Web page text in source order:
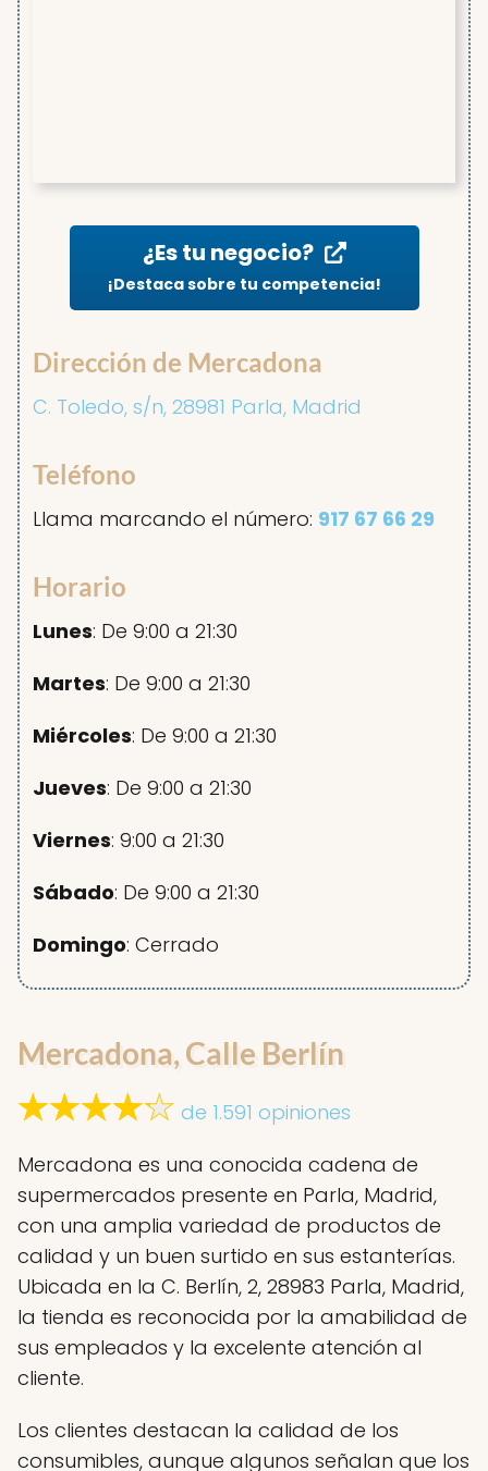
¿Es tu negocio?
¡Destaca sobre tu competencia!
Dirección de Mercadona
C. Toledo, s/n, 28981 Parla, Madrid
Teléfono
Llama marcando el número: 917 67 66 29
Horario
Lunes: De 9:00 a 21:30
Martes: De 9:00 a 21:30
Miércoles: De 9:00 a 21:30
Jueves: De 9:00 a 21:30
Viernes: 9:00 a 21:30
Sábado: De 9:00 a 21:30
Domingo: Cerrado
Mercadona, Calle Berlín
de 1.591 opiniones
Mercadona es una conocida cadena de
supermercados presente en Parla, Madrid,
con una amplia variedad de productos de
calidad y un buen surtido en sus estanterías.
Ubicada en la C. Berlín, 2, 28983 Parla, Madrid,
la tienda es reconocida por la amabilidad de
sus empleados y la excelente atención al
cliente.
Los clientes destacan la calidad de los
consumibles, aunque algunos señalan que los